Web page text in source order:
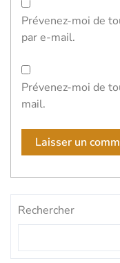
Prévenez-moi de
par e-mail.
Prévenez-moi de
mail.
Rechercher